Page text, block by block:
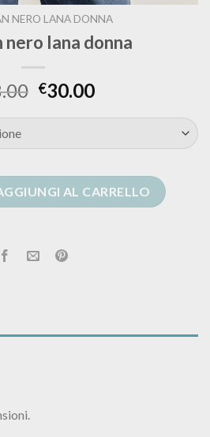
NERO LANA DONNA
nero lana donna
€30.00
quantitàAL CARRELLO